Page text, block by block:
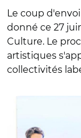
Le coup
donné ce 27
Culture. Le
artistiques
collectivités
© @AOC1978/